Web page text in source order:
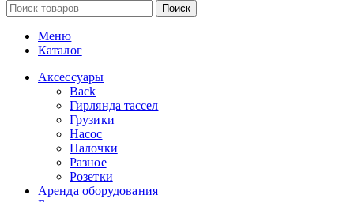
Поиск
Меню
Каталог
Аксессуары
Back
Гирлянда тассел
Грузики
Насос
Палочки
Разное
Розетки
Аренда оборудования